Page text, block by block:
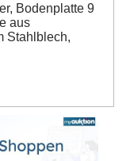
Bodenplatte 9
aus
Stahlblech,